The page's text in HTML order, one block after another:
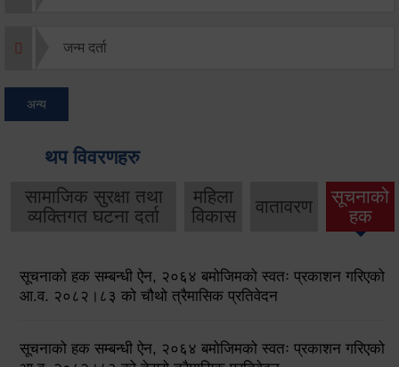
जन्म दर्ता
अन्य
थप विवरणहरु
सामाजिक सुरक्षा तथा
व्यक्तिगत घटना दर्ता
महिला
विकास
वातावरण
सूचनाको
हक
सूचनाको हक सम्बन्धी ऐन, २०६४ बमोजिमको स्वतः प्रकाशन गरिएको
आ.व. २०८२।८३ को चौथो त्रैमासिक प्रतिवेदन
सूचनाको हक सम्बन्धी ऐन, २०६४ बमोजिमको स्वतः प्रकाशन गरिएको